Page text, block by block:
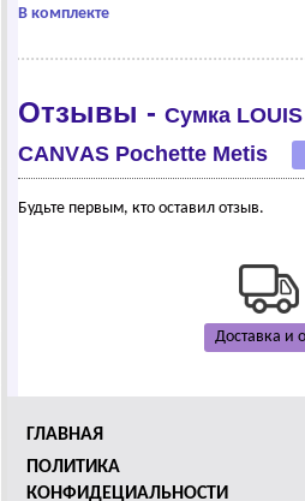
В комплекте
Отзывы - Сумка
CАNVАS Pоchеttе Mеtis
Будьте первым, кто оставил отзыв.
Доставка и
ГЛАВНАЯ
ПОЛИТИКА
КОНФИДЕЦИАЛЬНОСТИ